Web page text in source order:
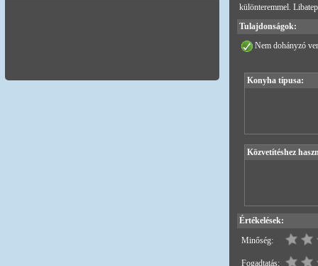
különteremmel.
Tulajdonságok:
Nem dohányzó
Konyha típusa:
Közvetítéshez
Értékelések:
Minőség:
Fogadtatás: